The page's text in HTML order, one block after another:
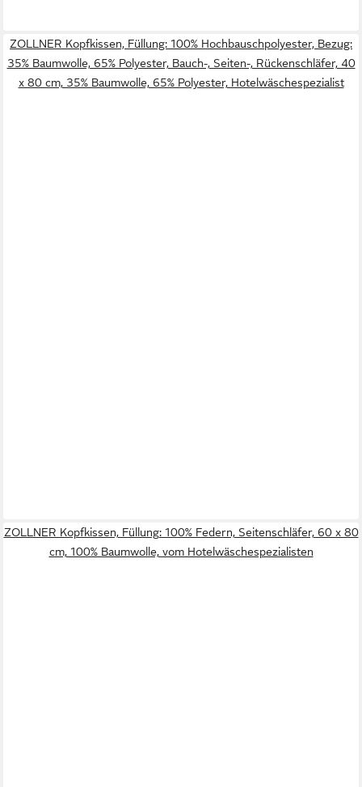
ZOLLNER Kopfkissen, Füllung: 100% Hochbauschpolyester, Bezug:
35% Baumwolle, 65% Polyester, Bauch-, Seiten-, Rückenschläfer, 40
x 80 cm, 35% Baumwolle, 65% Polyester, Hotelwäschespezialist
ZOLLNER Kopfkissen, Füllung: 100% Federn, Seitenschläfer, 60 x 80
cm, 100% Baumwolle, vom Hotelwäschespezialisten